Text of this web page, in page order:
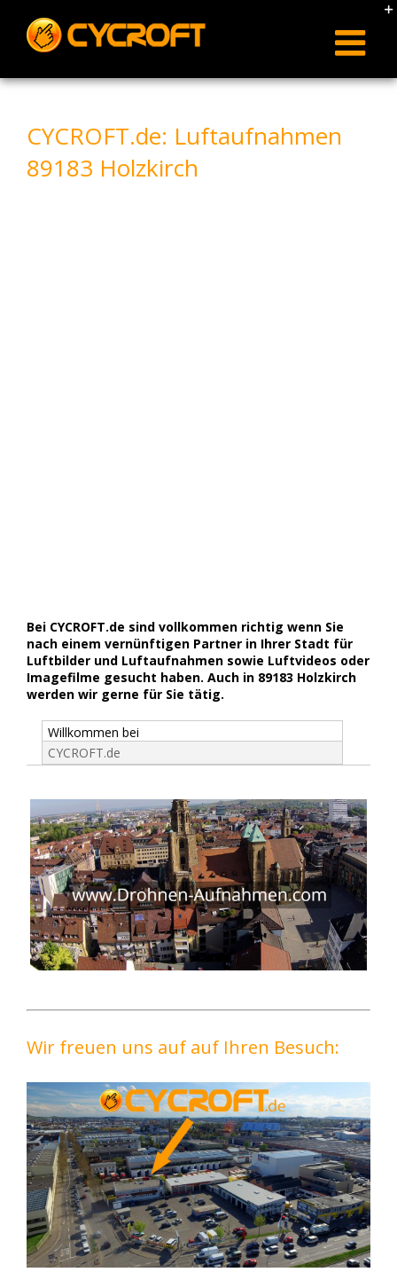
content
CYCROFT.de: Luftaufnahmen
89183 Holzkirch
Bei CYCROFT.de sind vollkommen richtig wenn Sie
nach einem vernünftigen Partner in Ihrer Stadt für
Luftbilder und Luftaufnahmen sowie Luftvideos oder
Imagefilme gesucht haben. Auch in 89183 Holzkirch
werden wir gerne für Sie tätig.
Willkommen bei
CYCROFT.de
Wir freuen uns auf auf Ihren Besuch: